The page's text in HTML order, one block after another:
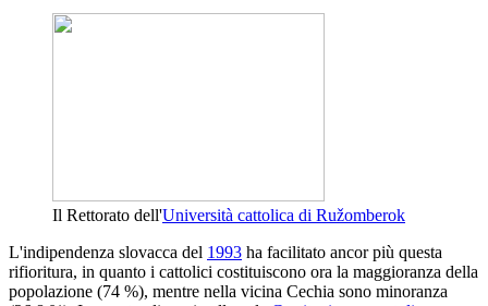
Il Rettorato dell'Università cattolica di Ružomberok
L'indipendenza slovacca del 1993 ha facilitato ancor più questa
rifioritura, in quanto i cattolici costituiscono ora la maggioranza della
popolazione (74 %), mentre nella vicina Cechia sono minoranza